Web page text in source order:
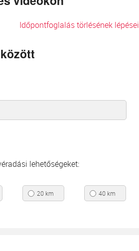
Időpontfoglalás törlésének lépései
lehetőségeket:
20 km 40 km